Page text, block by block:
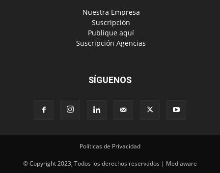
‎ Nuestra Empresa
‎ Suscripción
‎ Publique aquí
‎ Suscripción Agencias
SÍGUENOS
Políticas de Privacidad
© Copyright 2023, Todos los derechos reservados | Mediaware